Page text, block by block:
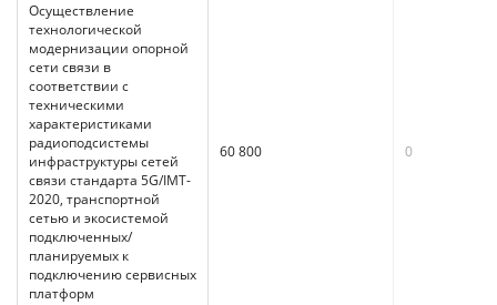
Осуществление
технологической
модернизации опорной
сети связи в
соответствии с
техническими
характеристиками
радиоподсистемы
инфраструктуры сетей
связи стандарта 5G/IMT-
2020, транспортной
сетью и экосистемой
подключенных/
планируемых к
подключению сервисных
платформ
60 800 0